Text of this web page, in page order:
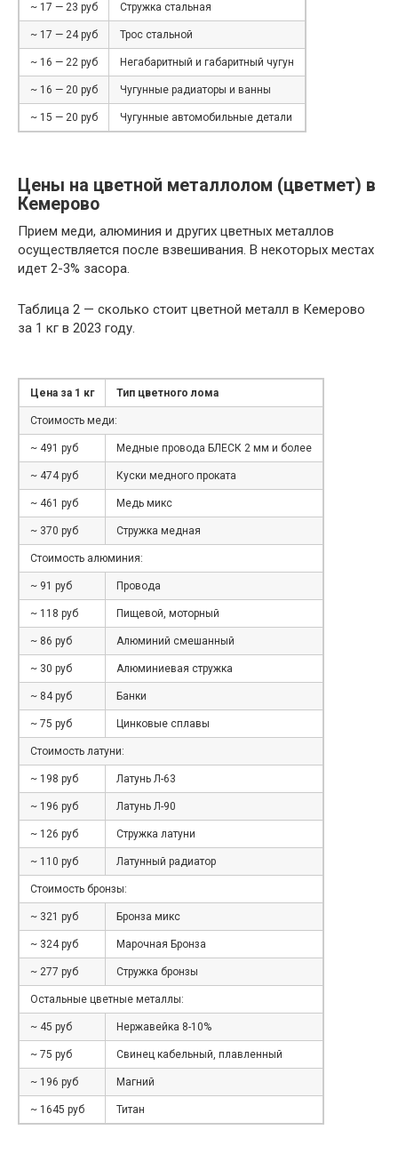
~ 17 — 23 руб Стружка стальная
~ 17 — 24 руб Трос стальной
~ 16 — 22 руб Негабаритный и габаритный чугун
~ 16 — 20 руб Чугунные радиаторы и ванны
~ 15 — 20 руб Чугунные автомобильные детали
Цены на цветной металлолом (цветмет) в
Кемерово
Прием меди, алюминия и других цветных металлов
осуществляется после взвешивания. В некоторых местах
идет 2-3% засора.
Таблица 2 — сколько стоит цветной металл в Кемерово
за 1 кг в 2023 году.
Цена за 1 кг Тип цветного лома
Стоимость меди:
~ 491 руб Медные провода БЛЕСК 2 мм и более
~ 474 руб Куски медного проката
~ 461 руб Медь микс
~ 370 руб Стружка медная
Стоимость алюминия:
~ 91 руб Провода
~ 118 руб Пищевой, моторный
~ 86 руб Алюминий смешанный
~ 30 руб Алюминиевая стружка
~ 84 руб Банки
~ 75 руб Цинковые сплавы
Стоимость латуни:
~ 198 руб Латунь Л-63
~ 196 руб Латунь Л-90
~ 126 руб Стружка латуни
~ 110 руб Латунный радиатор
Стоимость бронзы:
~ 321 руб Бронза микс
~ 324 руб Марочная Бронза
~ 277 руб Стружка бронзы
Остальные цветные металлы:
~ 45 руб Нержавейка 8-10%
~ 75 руб Свинец кабельный, плавленный
~ 196 руб Магний
~ 1645 руб Титан